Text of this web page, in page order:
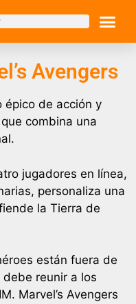
Avengers
épico de acción y
combina una
jugadores en línea,
personaliza una
la Tierra de
están fuera de
debe reunir a los
Marvel’s Avengers